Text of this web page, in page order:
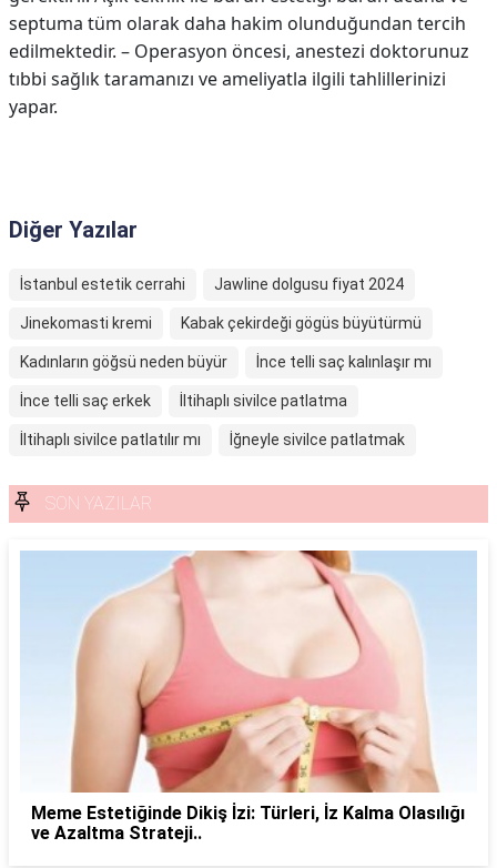
septuma tüm olarak daha hakim olunduğundan tercih
edilmektedir. – Operasyon öncesi, anestezi doktorunuz
tıbbi sağlık taramanızı ve ameliyatla ilgili tahlillerinizi
yapar.
Diğer Yazılar
İstanbul estetik cerrahi Jawline dolgusu fiyat 2024
Jinekomasti kremi Kabak çekirdeği gögüs büyütürmü
Kadınların göğsü neden büyür İnce telli saç kalınlaşır mı
İnce telli saç erkek İltihaplı sivilce patlatma
İltihaplı sivilce patlatılır mı İğneyle sivilce patlatmak
SON YAZILAR
Meme Estetiğinde Dikiş İzi: Türleri, İz Kalma Olasılığı
ve Azaltma Strateji..